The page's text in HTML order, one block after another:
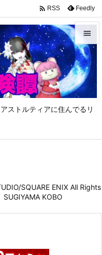
ストルティアに住んでるリ


メニュ

サイド

 RSS Feedly
SQUARE ENIX All Rights
KOBO